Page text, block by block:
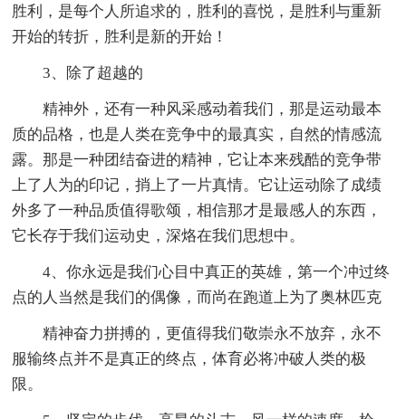
胜利，是每个人所追求的，胜利的喜悦，是胜利与重新
开始的转折，胜利是新的开始！
3、除了超越的
精神外，还有一种风采感动着我们，那是运动最本
质的品格，也是人类在竞争中的最真实，自然的情感流
露。那是一种团结奋进的精神，它让本来残酷的竞争带
上了人为的印记，捎上了一片真情。它让运动除了成绩
外多了一种品质值得歌颂，相信那才是最感人的东西，
它长存于我们运动史，深烙在我们思想中。
4、你永远是我们心目中真正的英雄，第一个冲过终
点的人当然是我们的偶像，而尚在跑道上为了奥林匹克
精神奋力拼搏的，更值得我们敬崇永不放弃，永不
服输终点并不是真正的终点，体育必将冲破人类的极
限。